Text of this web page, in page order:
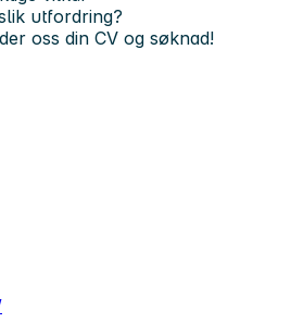
utfordring?
oss din CV og søknad!